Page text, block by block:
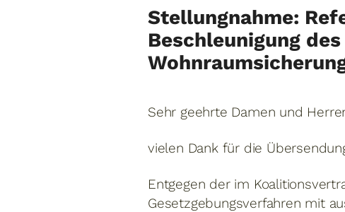
Stellungnahme:
Beschleunigung
Sehr geehrte Damen und
vielen Dank für die
Entgegen der im
Gesetzgebungsverfahren mit